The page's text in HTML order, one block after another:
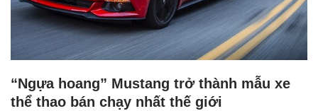
“Ngựa hoang” Mustang trở thành mẫu xe
thể thao bán chạy nhất thế giới